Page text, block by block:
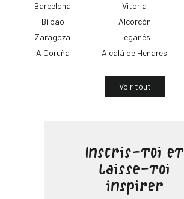
Barcelona
Bilbao
Zaragoza
A Coruña
Vitoria
Alcorcón
Leganés
Alcalá de Henares
Voir tout
Inscris-toi et
laisse-toi
inspirer